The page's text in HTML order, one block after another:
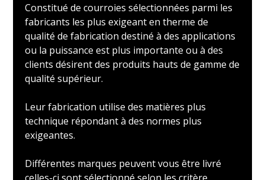
Constitué de courroies sélectionnées parmi les
fabricants les plus exigeant en therme de
qualité de fabrication destiné à des applications
ou la puissance est plus importante ou à des
clients désirent des produits hauts de gamme de
qualité supérieur.
Leur fabrication utilise des matières plus
technique répondant à des normes plus
exigeantes.
Différentes marques peuvent vous être livré